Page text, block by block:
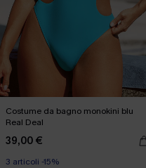
Costume da bagno monokini blu
Real Deal
39,00 €
3 articoli -15%